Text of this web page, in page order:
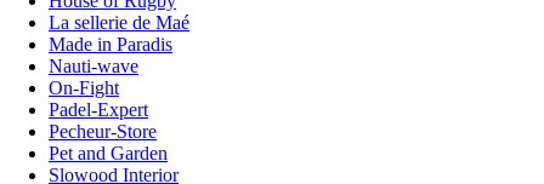
La sellerie de Maé
Made in Paradis
Nauti-wave
On-Fight
Padel-Expert
Pecheur-Store
Pet and Garden
Slowood Interior